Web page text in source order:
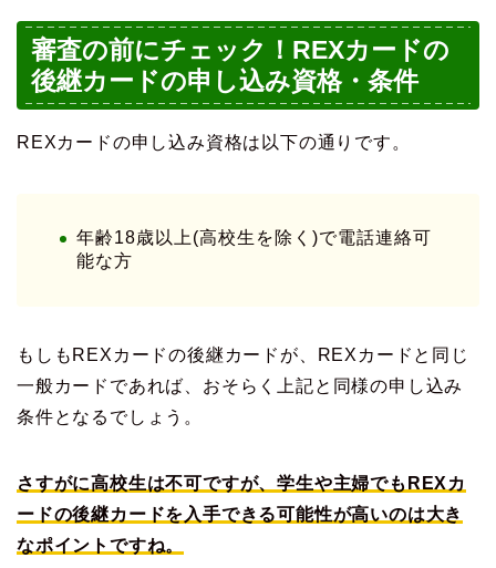
審査の前にチェック！REXカードの
後継カードの申し込み資格・条件
REXカードの申し込み資格は以下の通りです。
年齢18歳以上(高校生を除く)で電話連絡可
能な方
もしもREXカードの後継カードが、REXカードと同じ
一般カードであれば、おそらく上記と同様の申し込み
条件となるでしょう。
さすがに高校生は不可ですが、学生や主婦でもREXカ
ードの後継カードを入手できる可能性が高いのは大き
なポイントですね。